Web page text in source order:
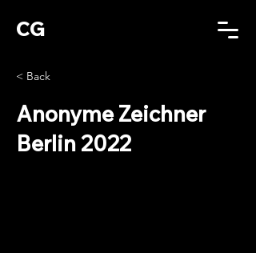
CG
< Back
Anonyme Zeichner
Berlin 2022